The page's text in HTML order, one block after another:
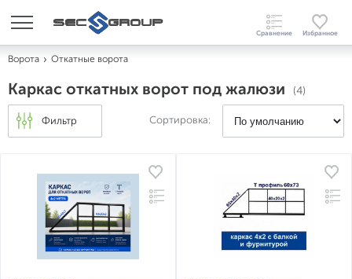
Ворота Откатные ворота
Каркас откатных ворот под жалюзи (4)
Фильтр Сортировка: